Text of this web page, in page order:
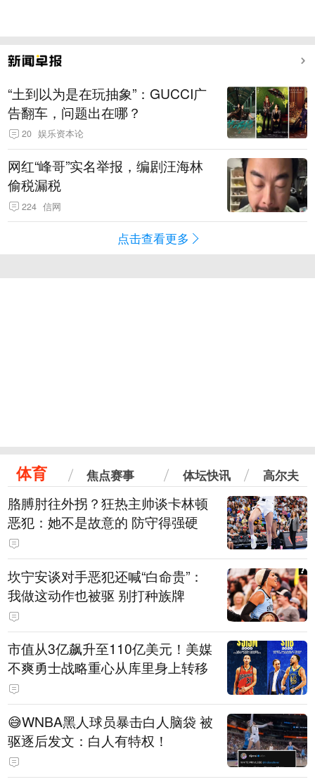
“土到以为是在玩抽象”：GUCCI广
告翻车，问题出在哪？
20 娱乐资本论
网红“峰哥”实名举报，编剧汪海林
偷税漏税
224 信网
点击查看更多
体育 焦点赛事 体坛快讯 高尔夫
胳膊肘往外拐？狂热主帅谈卡林顿
恶犯：她不是故意的 防守得强硬
坎宁安谈对手恶犯还喊“白命贵”：
我做这动作也被驱 别打种族牌
市值从3亿飙升至110亿美元！美媒
不爽勇士战略重心从库里身上转移
😅WNBA黑人球员暴击白人脑袋 被
驱逐后发文：白人有特权！